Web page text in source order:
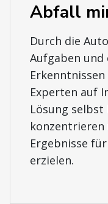
Abfall
Durch die
Aufgaben und
Experten auf
Lösung
konzentrieren
Ergebnisse
erzielen.